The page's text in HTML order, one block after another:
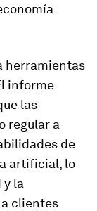
herramientas
informe
las
regular a
de
artificial, lo
y la
clientes